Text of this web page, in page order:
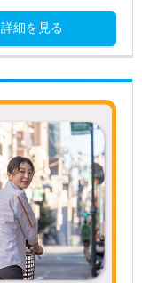
詳細を見る